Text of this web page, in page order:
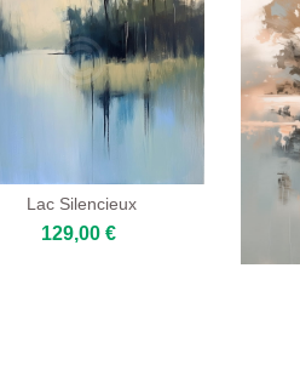
Lac Silencieux
129,00 €